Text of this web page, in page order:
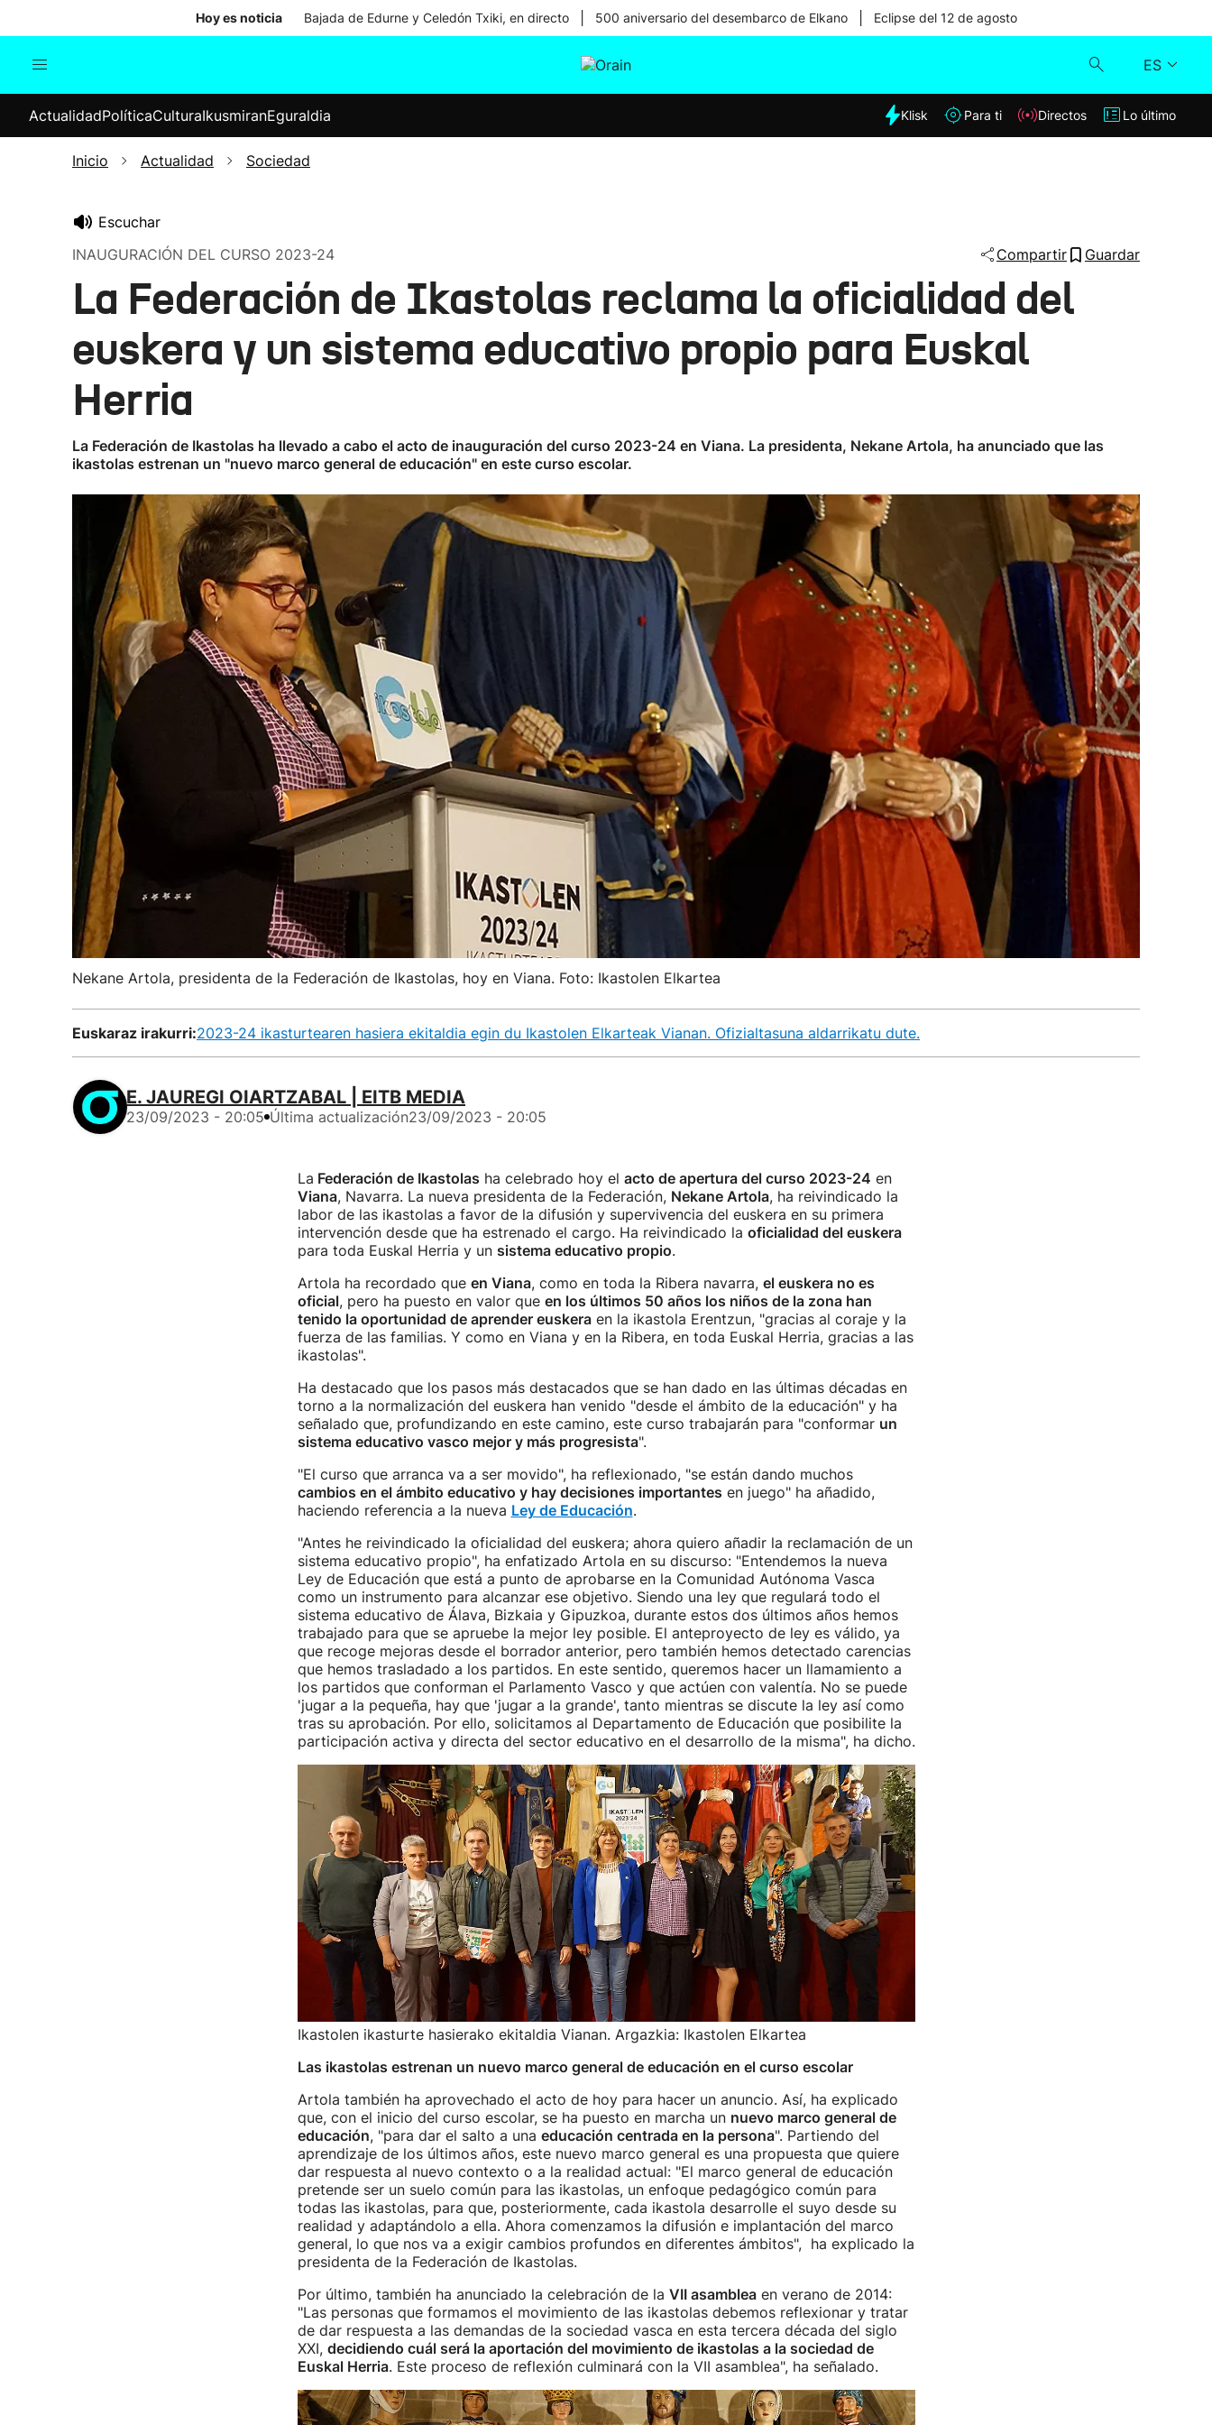
Hoy es noticia Bajada de Edurne y Celedón Txiki, en directo 500 aniversario del desembarco de Elkano Eclipse del 12 de agosto
ES
Internacional
Elecciones
Klisk
ActualidadPolíticaCulturaIkusmiranEguraldia Klisk Para ti Directos Lo último
Inicio Actualidad Sociedad
Escuchar
INAUGURACIÓN DEL CURSO 2023-24
Compartir Guardar
La Federación de Ikastolas reclama la oficialidad del
euskera y un sistema educativo propio para Euskal
Herria
La Federación de Ikastolas ha llevado a cabo el acto de inauguración del curso 2023-24 en Viana. La presidenta, Nekane Artola, ha anunciado que las
ikastolas estrenan un "nuevo marco general de educación" en este curso escolar.
Nekane Artola, presidenta de la Federación de Ikastolas, hoy en Viana. Foto: Ikastolen Elkartea
Euskaraz irakurri:2023-24 ikasturtearen hasiera ekitaldia egin du Ikastolen Elkarteak Vianan. Ofizialtasuna aldarrikatu dute.
E. JAUREGI OIARTZABAL | EITB MEDIA
23/09/2023 - 20:05 Última actualización23/09/2023 - 20:05
La Federación de Ikastolas ha celebrado hoy el acto de apertura del curso 2023-24 en
Viana, Navarra. La nueva presidenta de la Federación, Nekane Artola, ha reivindicado la
labor de las ikastolas a favor de la difusión y supervivencia del euskera en su primera
intervención desde que ha estrenado el cargo. Ha reivindicado la oficialidad del euskera
para toda Euskal Herria y un sistema educativo propio.
Artola ha recordado que en Viana, como en toda la Ribera navarra, el euskera no es
oficial, pero ha puesto en valor que en los últimos 50 años los niños de la zona han
tenido la oportunidad de aprender euskeraen la ikastola Erentzun, "gracias al coraje y la
fuerza de las familias. Y como en Viana y en la Ribera, en toda Euskal Herria, gracias a las
ikastolas".
Ha destacado que los pasos más destacados que se han dado en las últimas décadas en
torno a la normalización del euskera han venido "desde el ámbito de la educación" y ha
señalado que, profundizando en este camino, este curso trabajarán para "conformar un
sistema educativo vasco mejor y más progresista".
"El curso que arranca va a ser movido", ha reflexionado, "se están dando muchos
cambios en el ámbito educativo y hay decisiones importantes en juego" ha añadido,
haciendo referencia a la nueva Ley de Educación.
"Antes he reivindicado la oficialidad del euskera; ahora quiero añadir la reclamación de un
sistema educativo propio", ha enfatizado Artola en su discurso: "Entendemos la nueva
Ley de Educación que está a punto de aprobarse en la Comunidad Autónoma Vasca
como un instrumento para alcanzar ese objetivo. Siendo una ley que regulará todo el
sistema educativo de Álava, Bizkaia y Gipuzkoa, durante estos dos últimos años hemos
trabajado para que se apruebe la mejor ley posible. El anteproyecto de ley es válido, ya
que recoge mejoras desde el borrador anterior, pero también hemos detectado carencias
que hemos trasladado a los partidos. En este sentido, queremos hacer un llamamiento a
los partidos que conforman el Parlamento Vasco y que actúen con valentía. No se puede
'jugar a la pequeña, hay que 'jugar a la grande', tanto mientras se discute la ley así como
tras su aprobación. Por ello, solicitamos al Departamento de Educación que posibilite la
participación activa y directa del sector educativo en el desarrollo de la misma", ha dicho.
Ikastolen ikasturte hasierako ekitaldia Vianan. Argazkia: Ikastolen Elkartea
Las ikastolas estrenan un nuevo marco general de educación en el curso escolar
Artola también ha aprovechado el acto de hoy para hacer un anuncio. Así, ha explicado
que, con el inicio del curso escolar, se ha puesto en marcha un nuevo marco general de
educación, "para dar el salto a una educación centrada en la persona". Partiendo del
aprendizaje de los últimos años, este nuevo marco general es una propuesta que quiere
dar respuesta al nuevo contexto o a la realidad actual: "El marco general de educación
pretende ser un suelo común para las ikastolas, un enfoque pedagógico común para
todas las ikastolas, para que, posteriormente, cada ikastola desarrolle el suyo desde su
realidad y adaptándolo a ella. Ahora comenzamos la difusión e implantación del marco
general, lo que nos va a exigir cambios profundos en diferentes ámbitos", ha explicado la
presidenta de la Federación de Ikastolas.
Por último, también ha anunciado la celebración de la VII asambleaen verano de 2014:
"Las personas que formamos el movimiento de las ikastolas debemos reflexionar y tratar
de dar respuesta a las demandas de la sociedad vasca en esta tercera década del siglo
XXI, decidiendo cuál será la aportación del movimiento de ikastolas a la sociedad de
Euskal Herria. Este proceso de reflexión culminará con la VII asamblea", ha señalado.